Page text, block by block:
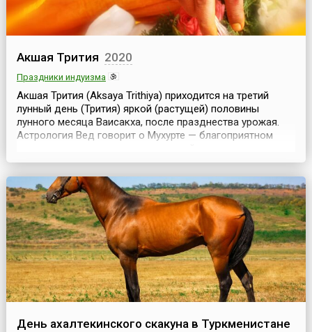
Акшая Трития 2020
Праздники индуизма
Акшая Трития (Aksaya Trithiya) приходится на третий
лунный день (Трития) яркой (растущей) половины
лунного месяца Ваисакха, после празднества урожая.
Астрология Вед говорит о Мухурте — благоприятном
новых начинаний.Акшая Трития является "днем прочных
и продолжительных достижений". Этот день также
рассматривается как один из самых духовных и бл...
День ахалтекинского скакуна в Туркменистане